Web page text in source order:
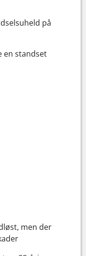
på
en standset
men der